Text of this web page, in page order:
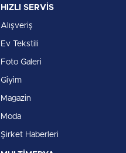
HIZLI SERVİS
Alışveriş
Ev Tekstili
Foto Galeri
Giyim
Magazin
Moda
Şirket Haberleri